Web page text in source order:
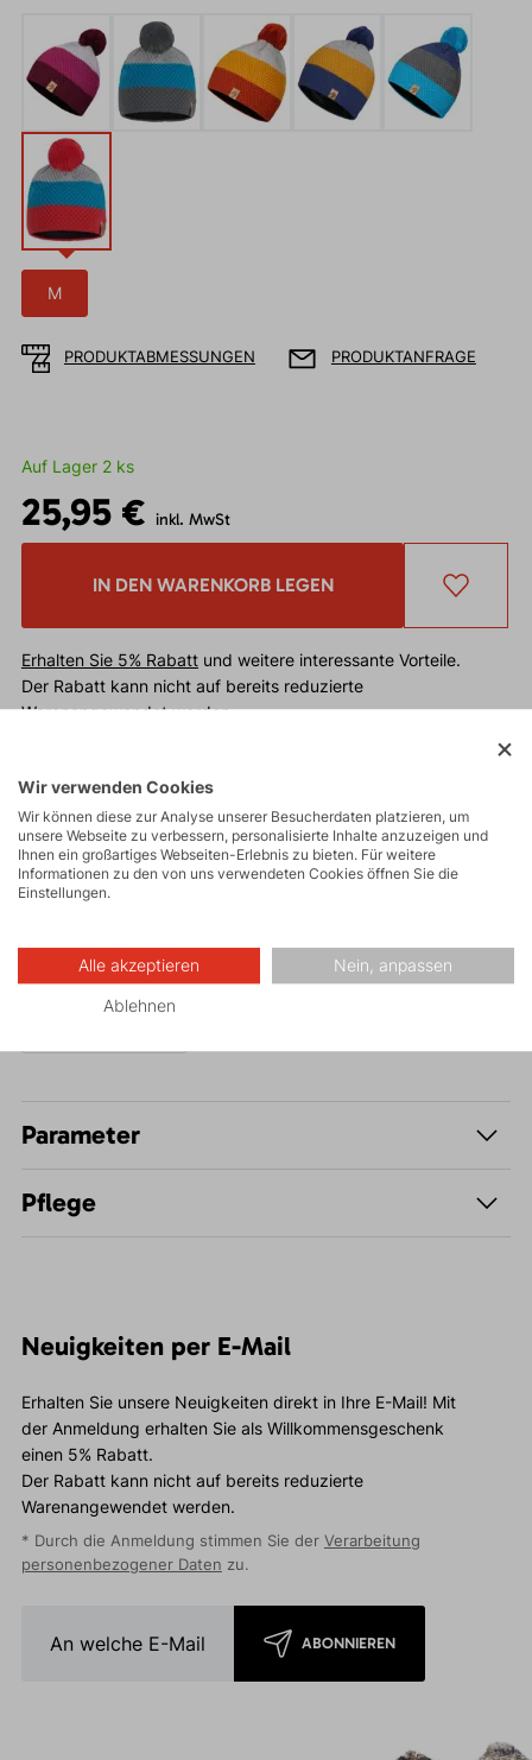
M
PRODUKTABMESSUNGEN PRODUKTANFRAGE
Auf Lager 2 ks
25,95 € inkl. MwSt
IN DEN WARENKORB LEGEN
Erhalten Sie 5% Rabattund weitere interessante Vorteile.
Der Rabatt kann nicht auf bereits reduzierte
Warenangewendet werden.
Klassische Strickmütze aus grobem Garn, ergänzt
durch eine sehr komfortable innere Fleece-Schicht.
Parameter
Pflege
Neuigkeiten per E-Mail
Erhalten Sie unsere Neuigkeiten direkt in Ihre E-Mail! Mit
der Anmeldung erhalten Sie als Willkommensgeschenk
einen 5% Rabatt.
Der Rabatt kann nicht auf bereits reduzierte
Warenangewendet werden.
* Durch die Anmeldung stimmen Sie der Verarbeitung
personenbezogener Daten zu.
ABONNIEREN
Wir verwenden Cookies
Wir können diese zur Analyse unserer Besucherdaten platzieren, um
unsere Webseite zu verbessern, personalisierte Inhalte anzuzeigen und
Ihnen ein großartiges Webseiten-Erlebnis zu bieten. Für weitere
Informationen zu den von uns verwendeten Cookies öffnen Sie die
Einstellungen.
Alle akzeptieren Nein, anpassen
Ablehnen